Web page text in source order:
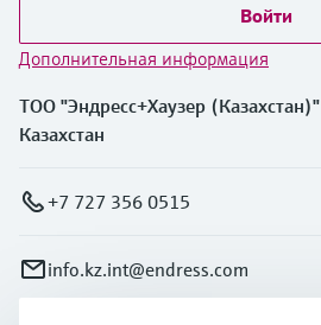
Войти
Дополнительная информация
ТОО "Эндресс+Хаузер (Казахстан)"
Казахстан
+7 727 356 0515
info.kz.int@endress.com